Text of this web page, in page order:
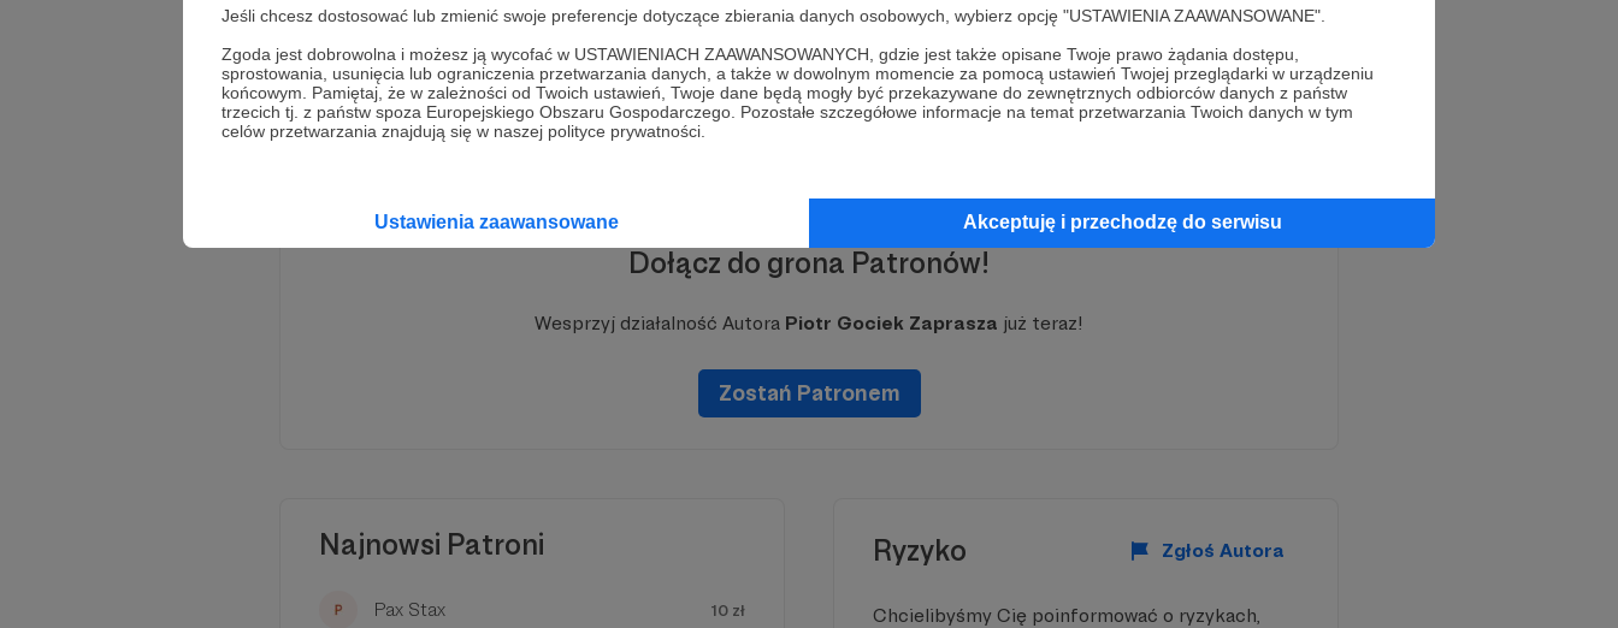
Jeśli chcesz dostosować lub zmienić swoje preferencje dotyczące zbierania danych osobowych, wybierz opcję "USTAWIENIA ZAAWANSOWANE".
Zgoda jest dobrowolna i możesz ją wycofać w USTAWIENIACH ZAAWANSOWANYCH, gdzie jest także opisane Twoje prawo żądania dostępu,
sprostowania, usunięcia lub ograniczenia przetwarzania danych, a także w dowolnym momencie za pomocą ustawień Twojej przeglądarki w urządzeniu
końcowym. Pamiętaj, że w zależności od Twoich ustawień, Twoje dane będą mogły być przekazywane do zewnętrznych odbiorców danych z państw
trzecich tj. z państw spoza Europejskiego Obszaru Gospodarczego. Pozostałe szczegółowe informacje na temat przetwarzania Twoich danych w tym
celów przetwarzania znajdują się w naszej polityce prywatności.
Ustawienia zaawansowane Akceptuję i przechodzę do serwisu
Nie znajdziecie tu pogoni za literackimi modami. Moje opinie nie są na sprzedaż. Kanał „Piotr Gociek
zaprasza” nie jest powiązany z żadną redakcją, nie jest zależny od żadnego innego medium
tradycyjnego czy internetowego. Mówię to, co uważam - i o tym, co uważam za ważne. Szkoda życia
na czytanie złych książek. Szkoda czasu na rozmowy, które nie będą nas ubogacać.
Miałem, powtórzę, w życiu ogromne szczęście: poznałem wielu niezwykłych ludzi. A jednocześnie
czuję się winny, bo nie wykorzystałem tego szczęścia tak, jak powinienem. Lista tych, z którymi
chciałem nagrywać czy zapisywać rozmowy, zbyt szybko stawała się nieaktualna. Czasem brakło
Kolejni niezwykli ludzie odchodzili z tego świata, a ja pozostawałem z najgorszym dla autora
zdaniem: „szkoda, że nie zdążyłem porozmawiać z…”.
Dołącz do grona Patronów!
Wesprzyj działalność Autora Piotr Gociek Zaprasza już teraz!
Zostań Patronem
Najnowsi Patroni
Pax Stax 10 zł
Ryzyko Zgłoś Autora
Chcielibyśmy Cię poinformować o ryzykach,